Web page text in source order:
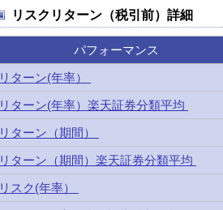
リスクリターン（税引前）詳細
パフォーマンス
リターン(年率）
リターン(年率）楽天証券分類平均
リターン（期間）
リターン（期間）楽天証券分類平均
リスク(年率）